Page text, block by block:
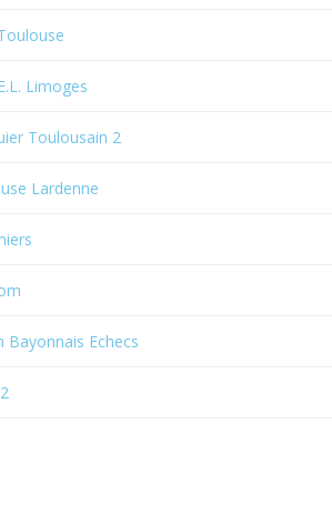
Limoges
Toulousain 2
Lardenne
Bayonnais Echecs